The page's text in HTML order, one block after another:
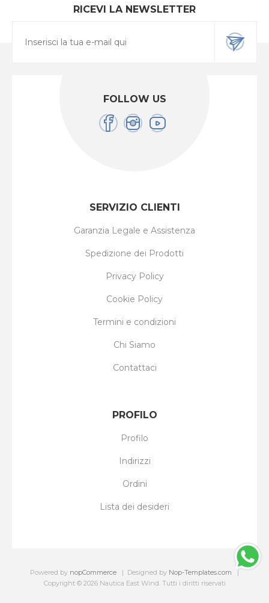
RICEVI LA NEWSLETTER
FOLLOW US
SERVIZIO CLIENTI
Garanzia Legale e Assistenza
Spedizione dei Prodotti
Privacy Policy
Cookie Policy
Termini e condizioni
Chi Siamo
Contattaci
PROFILO
Profilo
Indirizzi
Ordini
Lista dei desideri
Powered by nopCommerce Designed by Nop-Templates.com
Copyright © 2026 Nautica East Wind. Tutti i diritti riservati